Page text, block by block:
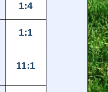
1:4
1:1
11:1